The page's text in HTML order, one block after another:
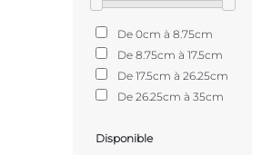
De 0cm à 8.75cm
De 8.75cm à 17.5cm
De 17.5cm à 26.25cm
De 26.25cm à 35cm
Disponible